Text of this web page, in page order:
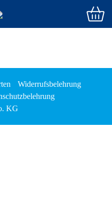
Widerrufsbelehrung
KG